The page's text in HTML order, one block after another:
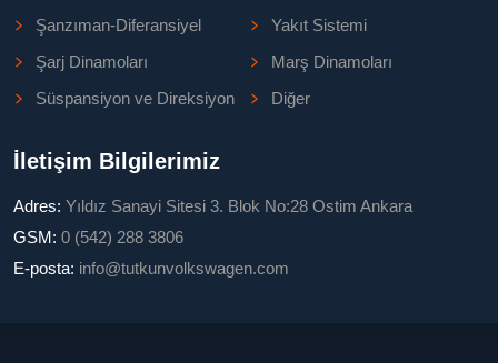
Şanzıman-Diferansiyel
Yakıt Sistemi
Şarj Dinamoları
Marş Dinamoları
Süspansiyon ve Direksiyon
Diğer
İletişim Bilgilerimiz
Adres: Yıldız Sanayi Sitesi 3. Blok No:28 Ostim Ankara
GSM: 0 (542) 288 3806
E-posta: info@tutkunvolkswagen.com